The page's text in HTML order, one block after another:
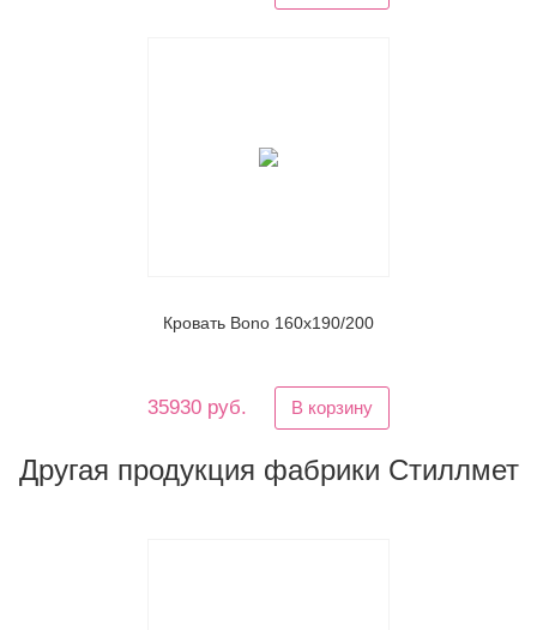
Кровать Bono 160х190/200
35930 руб. В корзину
Другая продукция фабрики Стиллмет